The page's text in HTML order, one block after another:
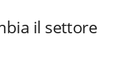
il settore